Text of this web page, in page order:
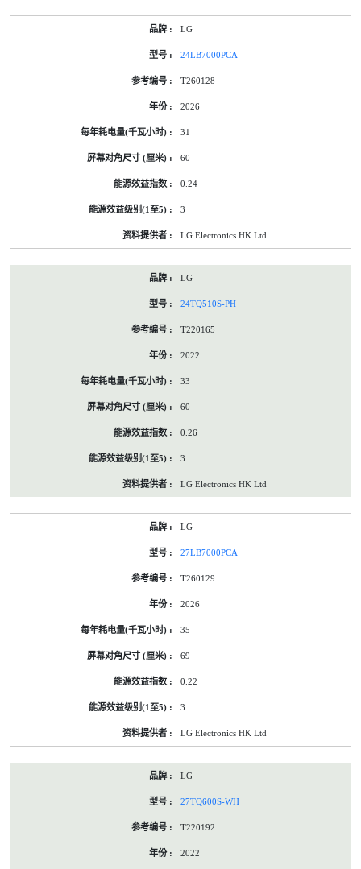
LG
24LB7000PCA
T260128
2026
31
60
0.24
3
LG Electronics HK Ltd
LG
24TQ510S-PH
T220165
2022
33
60
0.26
3
LG Electronics HK Ltd
LG
27LB7000PCA
T260129
2026
35
69
0.22
3
LG Electronics HK Ltd
LG
27TQ600S-WH
T220192
2022